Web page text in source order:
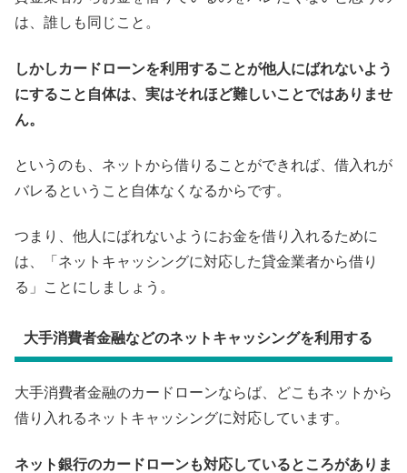
は、誰しも同じこと。
しかしカードローンを利用することが他人にばれないよう
にすること自体は、実はそれほど難しいことではありませ
ん。
というのも、ネットから借りることができれば、借入れが
バレるということ自体なくなるからです。
つまり、他人にばれないようにお金を借り入れるために
は、「ネットキャッシングに対応した貸金業者から借り
る」ことにしましょう。
大手消費者金融などのネットキャッシングを利用する
大手消費者金融のカードローンならば、どこもネットから
借り入れるネットキャッシングに対応しています。
ネット銀行のカードローンも対応しているところがありま